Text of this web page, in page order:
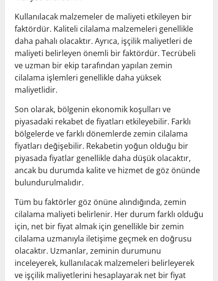
Kullanılacak malzemeler de maliyeti etkileyen bir
faktördür. Kaliteli cilalama malzemeleri genellikle
daha pahalı olacaktır. Ayrıca, işçilik maliyetleri de
maliyeti belirleyen önemli bir faktördür. Tecrübeli
ve uzman bir ekip tarafından yapılan zemin
cilalama işlemleri genellikle daha yüksek
maliyetlidir.
Son olarak, bölgenin ekonomik koşulları ve
piyasadaki rekabet de fiyatları etkileyebilir. Farklı
bölgelerde ve farklı dönemlerde zemin cilalama
fiyatları değişebilir. Rekabetin yoğun olduğu bir
piyasada fiyatlar genellikle daha düşük olacaktır,
ancak bu durumda kalite ve hizmet de göz önünde
bulundurulmalıdır.
Tüm bu faktörler göz önüne alındığında, zemin
cilalama maliyeti belirlenir. Her durum farklı olduğu
için, net bir fiyat almak için genellikle bir zemin
cilalama uzmanıyla iletişime geçmek en doğrusu
olacaktır. Uzmanlar, zeminin durumunu
inceleyerek, kullanılacak malzemeleri belirleyerek
ve işçilik maliyetlerini hesaplayarak net bir fiyat